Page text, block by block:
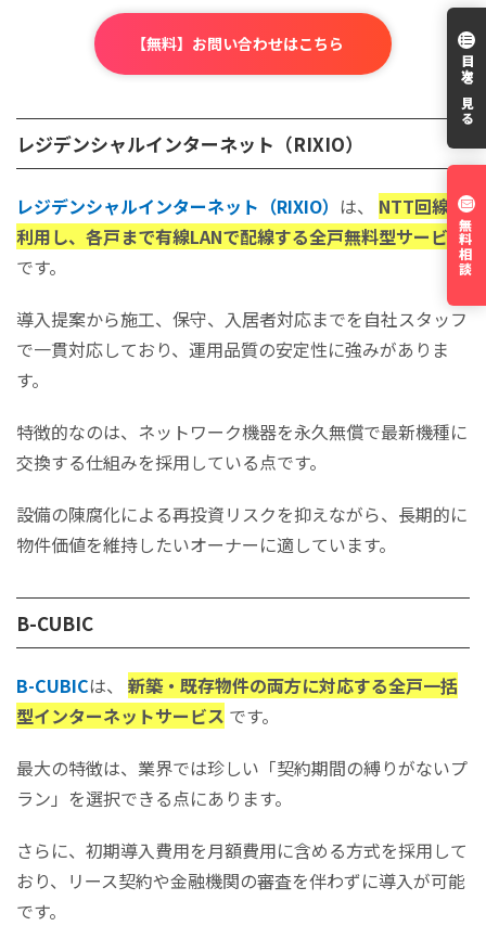
目次を見る
【無料】お問い合わせはこちら
レジデンシャルインターネット（RIXIO）
レジデンシャルインターネット（RIXIO） は、 NTT回線を
利用し、各戸まで有線LANで配線する全戸無料型サービス
です。
導入提案から施工、保守、入居者対応までを自社スタッフ
で一貫対応しており、運用品質の安定性に強みがありま
す。
特徴的なのは、ネットワーク機器を永久無償で最新機種に
交換する仕組みを採用している点です。
設備の陳腐化による再投資リスクを抑えながら、長期的に
物件価値を維持したいオーナーに適しています。
B-CUBIC
B-CUBICは、 新築・既存物件の両方に対応する全戸一括
型インターネットサービス です。
最大の特徴は、業界では珍しい「契約期間の縛りがないプ
ラン」を選択できる点にあります。
さらに、初期導入費用を月額費用に含める方式を採用して
おり、リース契約や金融機関の審査を伴わずに導入が可能
です。
無料相談